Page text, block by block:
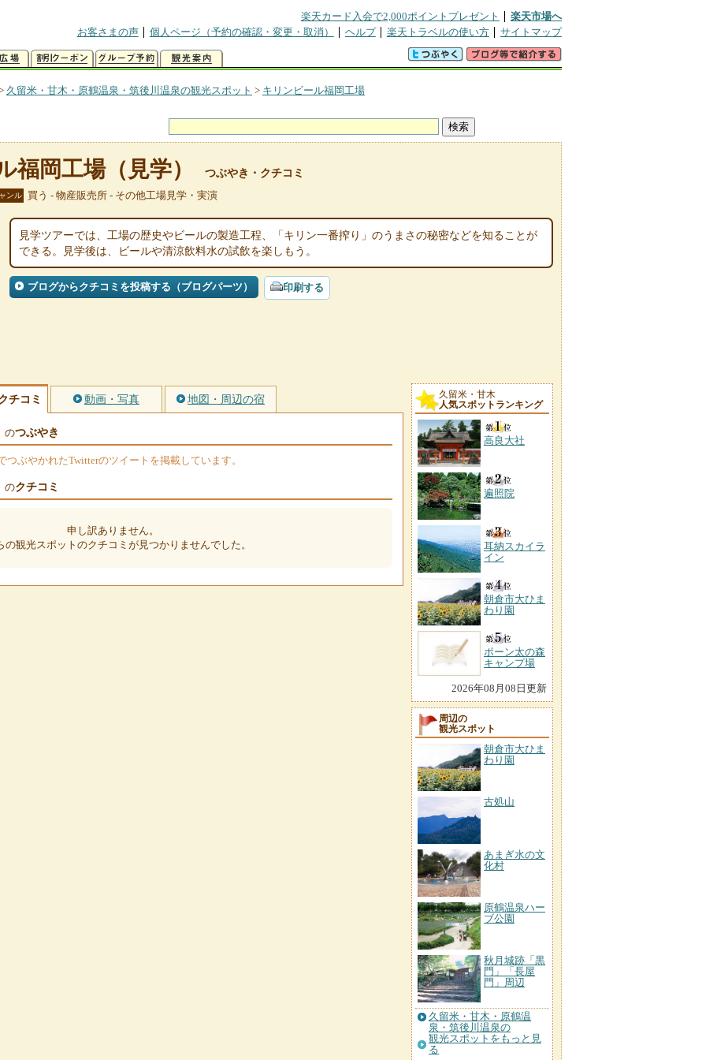
楽天カード入会で2,000ポイントプレゼント
楽天市場へ
お客さまの声
個人ページ（予約の確認・変更・取消） ヘルプ 楽天トラベルの使い方 サイトマップ
久留米・甘木・原鶴温泉・筑後川温泉の観光スポット > キリンビール福岡工場
福岡工場（見学） つぶやき・クチコミ
ンル 買う - 物産販売所 - その他工場見学・実演
見学ツアーでは、工場の歴史やビールの製造工程、「キリン一番搾り」のうまさの秘密などを知ることが
できる。見学後は、ビールや清涼飲料水の試飲を楽しもう。
ブログからクチコミを投稿する（ブログパーツ） 印刷する
チコミ 動画・写真 地図・周辺の宿
のつぶやき
つぶやかれたTwitterのツイートを掲載しています。
のクチコミ
申し訳ありません。
の観光スポットのクチコミが見つかりませんでした。
久留米・甘木
人気スポットランキング
高良大社
遍照院
耳納スカイラ
イン
朝倉市大ひま
わり園
ポーン太の森
キャンプ場
2026年08月08日更新
周辺の
観光スポット
朝倉市大ひま
わり園
古処山
あまぎ水の文
化村
原鶴温泉ハー
ブ公園
秋月城跡「黒
門」「長屋
門」周辺
久留米・甘木・原鶴温
泉・筑後川温泉の
観光スポットをもっと見
る